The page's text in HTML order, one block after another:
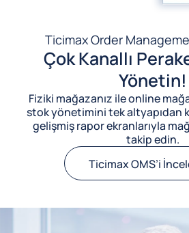
Ticimax Order
Çok Kanallı
Yönetin!
Fiziki mağazanız ile online
stok yönetimini tek altyapıdan
gelişmiş rapor ekranlarıyla
takip edin.
Ticimax OMS’i